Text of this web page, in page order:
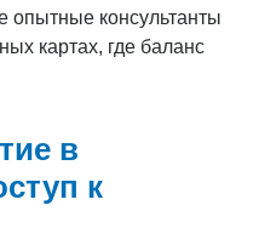
опытные консультанты
картах, где баланс
в
к